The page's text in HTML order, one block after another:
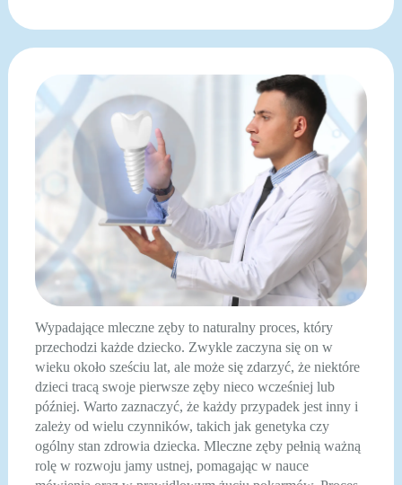
Wypadające mleczne zęby to naturalny proces, który
przechodzi każde dziecko. Zwykle zaczyna się on w
wieku około sześciu lat, ale może się zdarzyć, że niektóre
dzieci tracą swoje pierwsze zęby nieco wcześniej lub
później. Warto zaznaczyć, że każdy przypadek jest inny i
zależy od wielu czynników, takich jak genetyka czy
ogólny stan zdrowia dziecka. Mleczne zęby pełnią ważną
rolę w rozwoju jamy ustnej, pomagając w nauce